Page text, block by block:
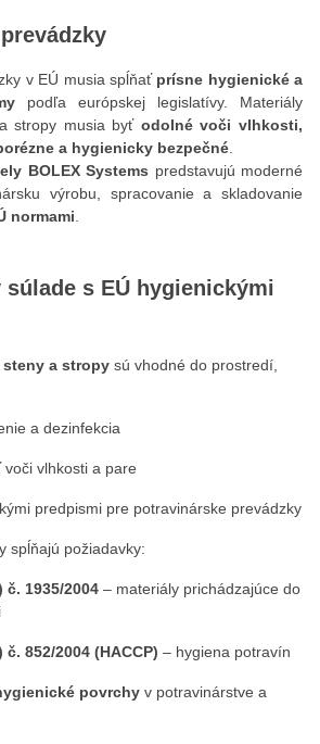
v EÚ musia spĺňať prísne hygienické a
podľa európskej legislatívy. Materiály
stropy musia byť odolné voči vlhkosti,
a hygienicky bezpečné
BOLEX Systems predstavujú moderné
výrobu, spracovanie a skladovanie
normami
súlade s EÚ hygienickými
steny a stropy sú vhodné do prostredí,
a dezinfekcia
vlhkosti a pare
predpismi pre potravinárske prevádzky
spĺňajú požiadavky:
č. 1935/2004 – materiály prichádzajúce do
č. 852/2004 (HACCP) – hygiena potravín
povrchy v potravinárstve a